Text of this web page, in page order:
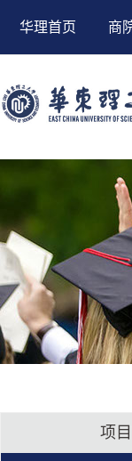
华理首页 商
项